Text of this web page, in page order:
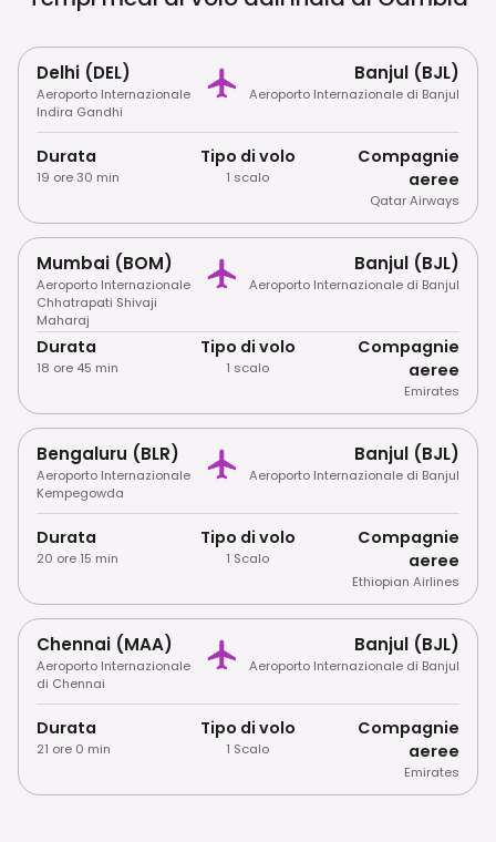
Delhi (DEL)
Aeroporto Internazionale
Indira Gandhi
Banjul (BJL)
Aeroporto Internazionale di Banjul
Durata
19 ore 30 min
Tipo di volo
1 scalo
Compagnie
aeree
Qatar Airways
Mumbai (BOM)
Aeroporto Internazionale
Chhatrapati Shivaji
Maharaj
Banjul (BJL)
Aeroporto Internazionale di Banjul
Durata
18 ore 45 min
Tipo di volo
1 scalo
Compagnie
aeree
Emirates
Bengaluru (BLR)
Aeroporto Internazionale
Kempegowda
Banjul (BJL)
Aeroporto Internazionale di Banjul
Durata
20 ore 15 min
Tipo di volo
1 Scalo
Compagnie
aeree
Ethiopian Airlines
Chennai (MAA)
Aeroporto Internazionale
di Chennai
Banjul (BJL)
Aeroporto Internazionale di Banjul
Durata
21 ore 0 min
Tipo di volo
1 Scalo
Compagnie
aeree
Emirates